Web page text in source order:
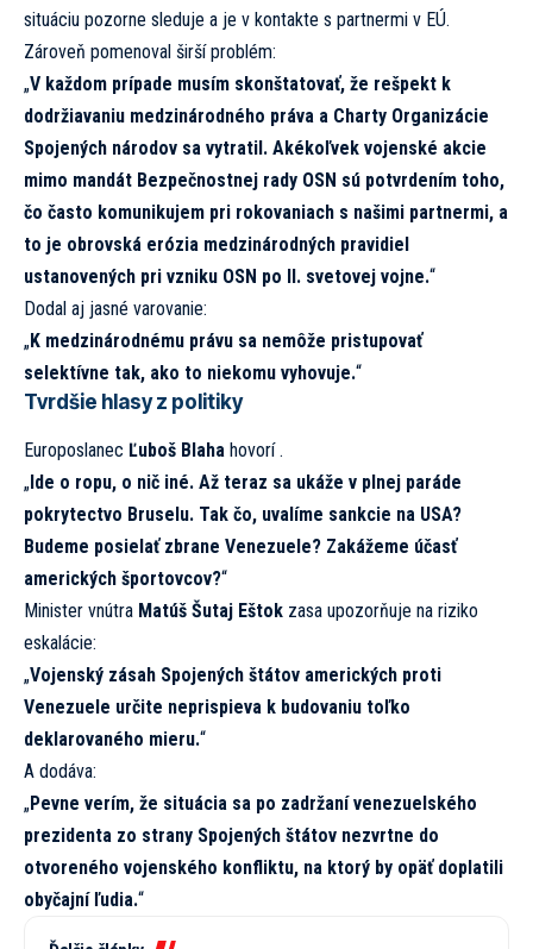
situáciu pozorne sleduje a je v kontakte s partnermi v EÚ.
Zároveň pomenoval širší problém:
„V každom prípade musím skonštatovať, že rešpekt k
dodržiavaniu medzinárodného práva a Charty Organizácie
Spojených národov sa vytratil. Akékoľvek vojenské akcie
mimo mandát Bezpečnostnej rady OSN sú potvrdením toho,
čo často komunikujem pri rokovaniach s našimi partnermi, a
to je obrovská erózia medzinárodných pravidiel
ustanovených pri vzniku OSN po II. svetovej vojne.“
Dodal aj jasné varovanie:
„K medzinárodnému právu sa nemôže pristupovať
selektívne tak, ako to niekomu vyhovuje.“
Tvrdšie hlasy z politiky
Europoslanec Ľuboš Blaha hovorí .
„Ide o ropu, o nič iné. Až teraz sa ukáže v plnej paráde
pokrytectvo Bruselu. Tak čo, uvalíme sankcie na USA?
Budeme posielať zbrane Venezuele? Zakážeme účasť
amerických športovcov?“
Minister vnútra Matúš Šutaj Eštok zasa upozorňuje na riziko
eskalácie:
„Vojenský zásah Spojených štátov amerických proti
Venezuele určite neprispieva k budovaniu toľko
deklarovaného mieru.“
A dodáva:
„Pevne verím, že situácia sa po zadržaní venezuelského
prezidenta zo strany Spojených štátov nezvrtne do
otvoreného vojenského konfliktu, na ktorý by opäť doplatili
obyčajní ľudia.“